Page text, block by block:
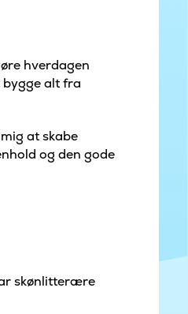
hverdagen
alt fra
at skabe
og den gode
skønlitterære